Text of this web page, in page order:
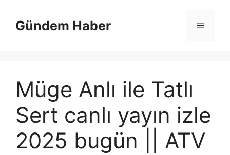
Gündem Haber Menü
Müge Anlı ile Tatlı
Sert canlı yayın izle
2025 bugün || ATV